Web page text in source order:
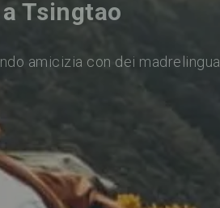
Tsingtao
amicizia con dei madrelingua